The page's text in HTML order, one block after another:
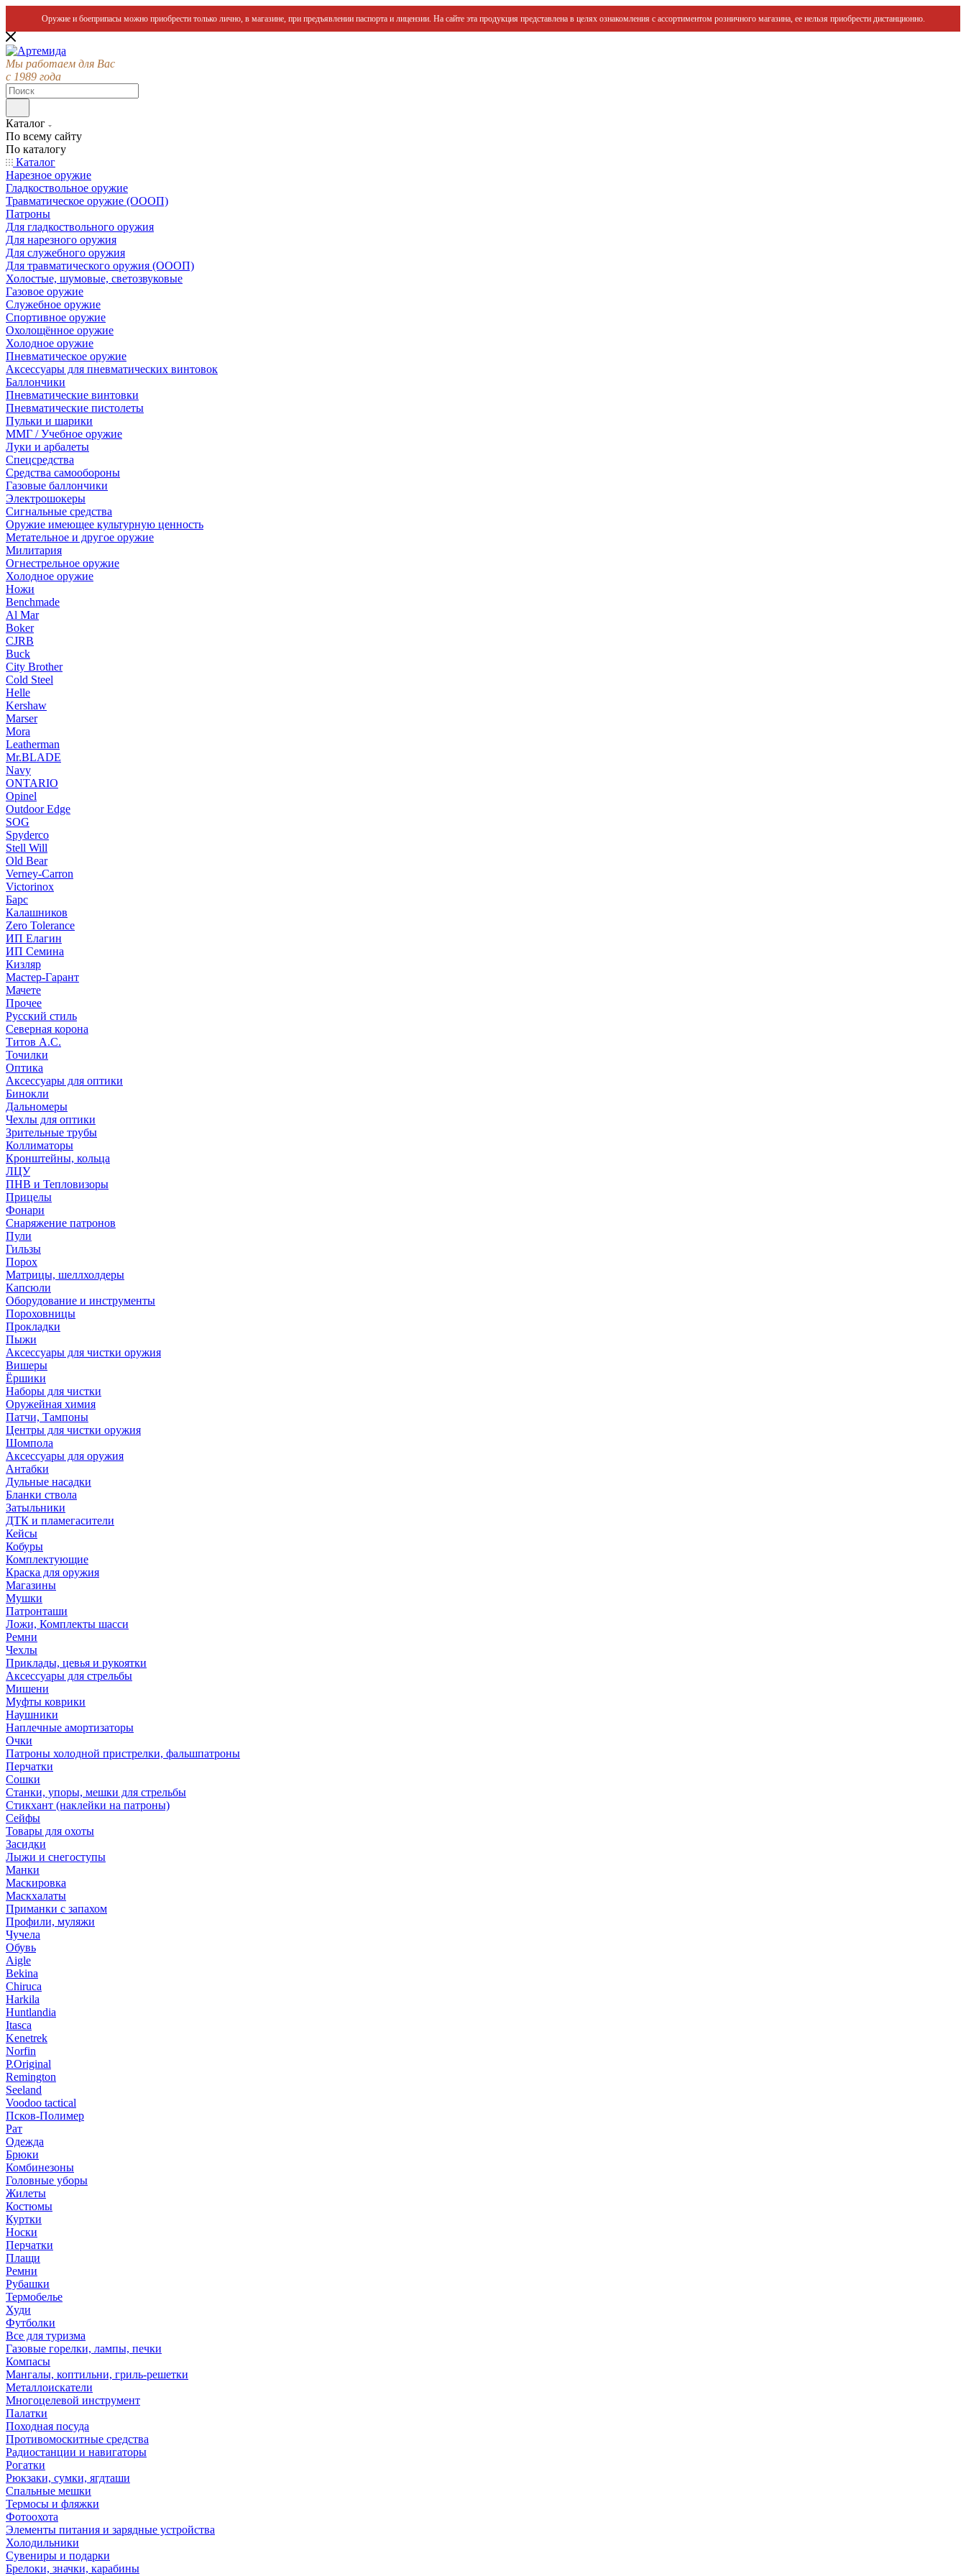
Оружие и боеприпасы можно приобрести только лично, в магазине, при предъявлении паспорта и лицензии. На сайте эта продукция представлена в целях ознакомления с ассортиментом розничного магазина, ее нельзя приобрести дистанционно.
Мы работаем для Вас
с 1989 года
Каталог
По всему сайту
По каталогу
Каталог
Нарезное оружие
Гладкоствольное оружие
Травматическое оружие (ОООП)
Патроны
Для гладкоствольного оружия
Для нарезного оружия
Для служебного оружия
Для травматического оружия (ОООП)
Холостые, шумовые, светозвуковые
Газовое оружие
Служебное оружие
Спортивное оружие
Охолощённое оружие
Холодное оружие
Пневматическое оружие
Аксессуары для пневматических винтовок
Баллончики
Пневматические винтовки
Пневматические пистолеты
Пульки и шарики
ММГ / Учебное оружие
Луки и арбалеты
Спецсредства
Средства самообороны
Газовые баллончики
Электрошокеры
Сигнальные средства
Оружие имеющее культурную ценность
Метательное и другое оружие
Милитария
Огнестрельное оружие
Холодное оружие
Ножи
Benchmade
Al Mar
Boker
CJRB
Buck
City Brother
Cold Steel
Helle
Kershaw
Marser
Mora
Leatherman
Mr.BLADE
Navy
ONTARIO
Opinel
Outdoor Edge
SOG
Spyderco
Stell Will
Old Bear
Verney-Carron
Victorinox
Барс
Калашников
Zero Tolerance
ИП Елагин
ИП Семина
Кизляр
Мастер-Гарант
Мачете
Прочее
Русский стиль
Северная корона
Титов А.С.
Точилки
Оптика
Аксессуары для оптики
Бинокли
Дальномеры
Чехлы для оптики
Зрительные трубы
Коллиматоры
Кронштейны, кольца
ЛЦУ
ПНВ и Тепловизоры
Прицелы
Фонари
Снаряжение патронов
Пули
Гильзы
Порох
Матрицы, шеллхолдеры
Капсюли
Оборудование и инструменты
Пороховницы
Прокладки
Пыжи
Аксессуары для чистки оружия
Вишеры
Ёршики
Наборы для чистки
Оружейная химия
Патчи, Тампоны
Центры для чистки оружия
Шомпола
Аксессуары для оружия
Антабки
Дульные насадки
Бланки ствола
Затыльники
ДТК и пламегасители
Кейсы
Кобуры
Комплектующие
Краска для оружия
Магазины
Мушки
Патронташи
Ложи, Комплекты шасси
Ремни
Чехлы
Приклады, цевья и рукоятки
Аксессуары для стрельбы
Мишени
Муфты коврики
Наушники
Наплечные амортизаторы
Очки
Патроны холодной пристрелки, фальшпатроны
Перчатки
Сошки
Станки, упоры, мешки для стрельбы
Стикхант (наклейки на патроны)
Сейфы
Товары для охоты
Засидки
Лыжи и снегоступы
Манки
Маскировка
Маскхалаты
Приманки с запахом
Профили, муляжи
Чучела
Обувь
Aigle
Bekina
Chiruсa
Harkila
Huntlandia
Itasca
Kenetrek
Norfin
P.Original
Remington
Seeland
Voodoo tactical
Псков-Полимер
Рат
Одежда
Брюки
Комбинезоны
Головные уборы
Жилеты
Костюмы
Куртки
Носки
Перчатки
Плащи
Ремни
Рубашки
Термобелье
Худи
Футболки
Все для туризма
Газовые горелки, лампы, печки
Компасы
Мангалы, коптильни, гриль-решетки
Металлоискатели
Многоцелевой инструмент
Палатки
Походная посуда
Противомоскитные средства
Радиостанции и навигаторы
Рогатки
Рюкзаки, сумки, ягдташи
Спальные мешки
Термосы и фляжки
Фотоохота
Элементы питания и зарядные устройства
Холодильники
Сувениры и подарки
Брелоки, значки, карабины